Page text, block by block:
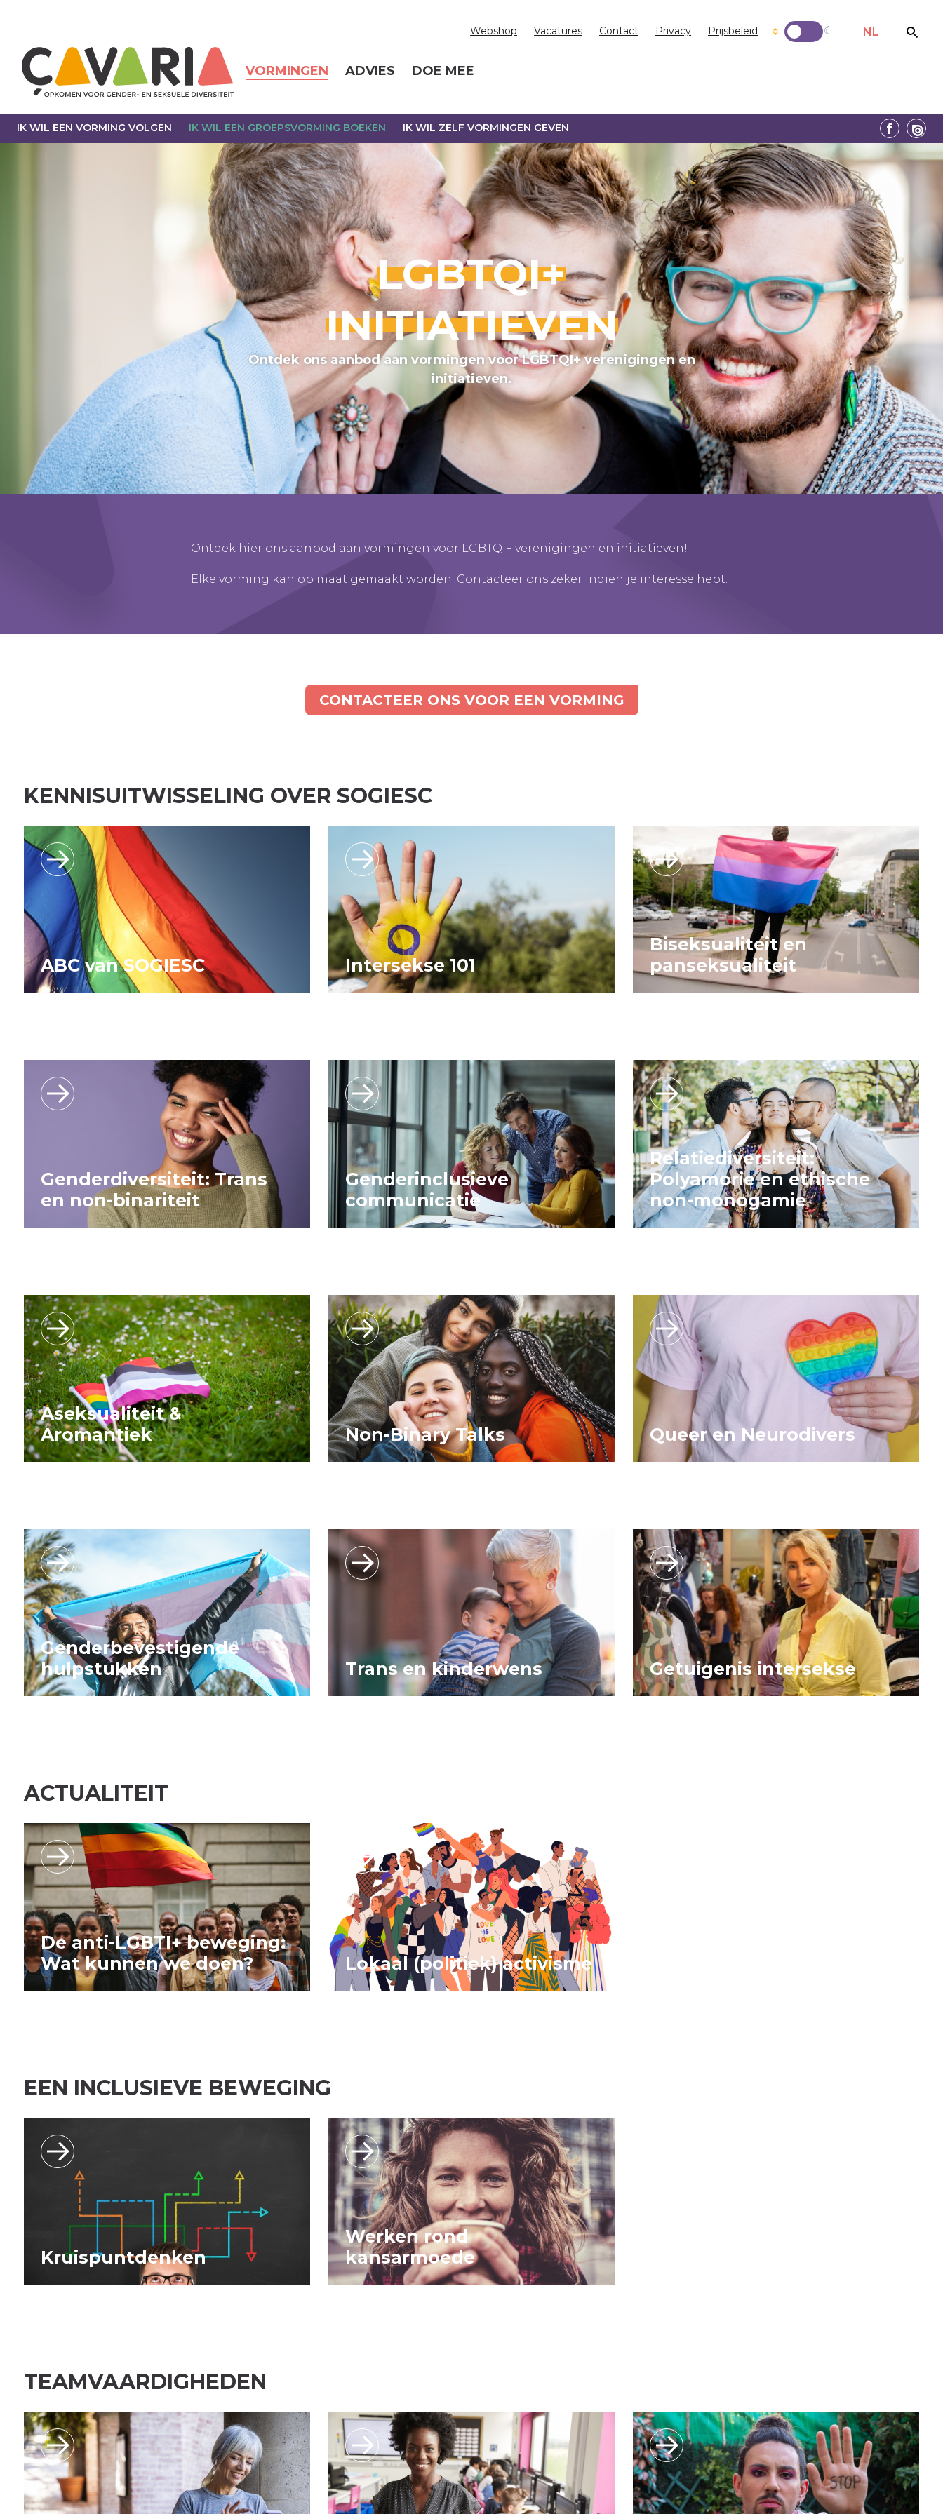
inhoud
gaan
Webshop Vacatures Contact Privacy Prijsbeleid NL
VORMINGEN ADVIES DOE MEE
IK WIL EEN VORMING VOLGEN IK WIL EEN GROEPSVORMING BOEKEN IK WIL ZELF VORMINGEN GEVEN
LGBTQI+
INITIATIEVEN
Ontdek ons aanbod aan vormingen voor LGBTQI+ verenigingen en
initiatieven.
Ontdek hier ons aanbod aan vormingen voor LGBTQI+ verenigingen en initiatieven!
Elke vorming kan op maat gemaakt worden. Contacteer ons zeker indien je interesse hebt.
CONTACTEER ONS VOOR EEN VORMING
KENNISUITWISSELING OVER SOGIESC
ABC van SOGIESC Intersekse 101
Biseksualiteit en
panseksualiteit
Genderdiversiteit: Trans
en non-binariteit
Genderinclusieve
communicatie
Relatiediversiteit:
Polyamorie en ethische
non-monogamie
Aseksualiteit &
Aromantiek
Non-Binary Talks Queer en Neurodivers
Genderbevestigende
hulpstukken
Trans en kinderwens Getuigenis intersekse
ACTUALITEIT
De anti-LGBTI+ beweging:
Wat kunnen we doen?
Lokaal (politiek) activisme
EEN INCLUSIEVE BEWEGING
Kruispuntdenken
Werken rond
kansarmoede
TEAMVAARDIGHEDEN